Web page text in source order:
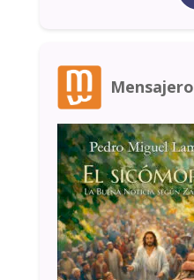
Mensajero